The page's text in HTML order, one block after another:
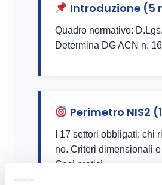
Introduzione (5
Quadro normativo:
Determina DG ACN n.
Perimetro NIS2
I 17 settori obbligati: chi
no. Criteri dimensionali
Casi pratici.